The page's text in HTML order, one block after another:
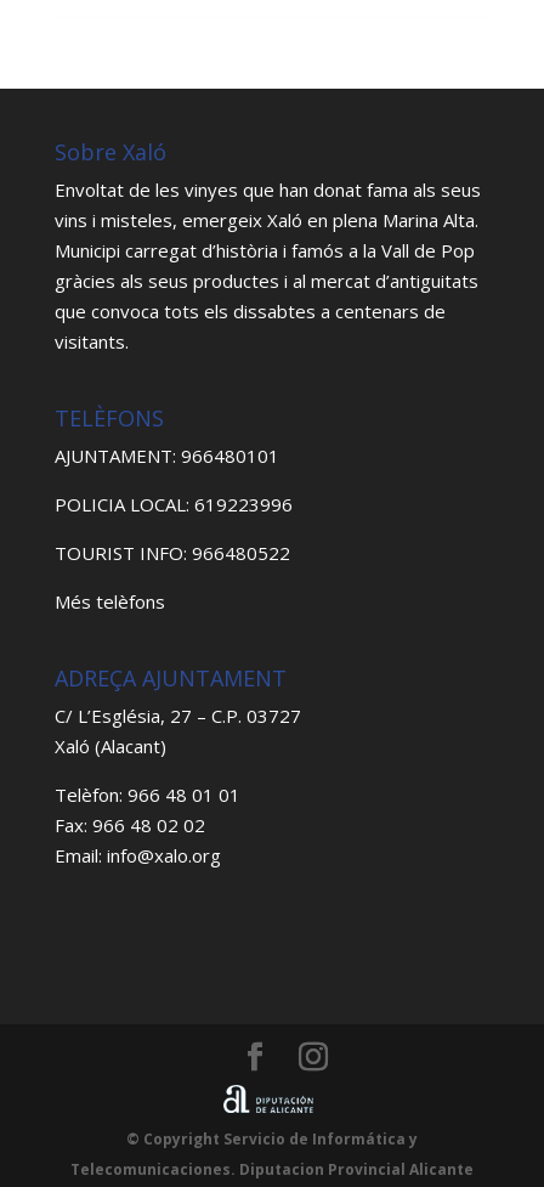
Sobre Xaló
Envoltat de les vinyes que han donat fama als seus
vins i misteles, emergeix Xaló en plena Marina Alta.
Municipi carregat d’història i famós a la Vall de Pop
gràcies als seus productes i al mercat d’antiguitats
que convoca tots els dissabtes a centenars de
visitants.
TELÈFONS
AJUNTAMENT: 966480101
POLICIA LOCAL: 619223996
TOURIST INFO: 966480522
Més telèfons
ADREÇA AJUNTAMENT
C/ L’Església, 27 – C.P. 03727
Xaló (Alacant)
Telèfon: 966 48 01 01
Fax: 966 48 02 02
Email: info@xalo.org
© Copyright Servicio de Informática y
Telecomunicaciones. Diputacion Provincial Alicante